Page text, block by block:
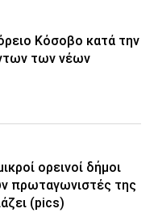
Κόσοβο κατά την
των νέων
ορεινοί δήμοι
πρωταγωνιστές της
(pics)